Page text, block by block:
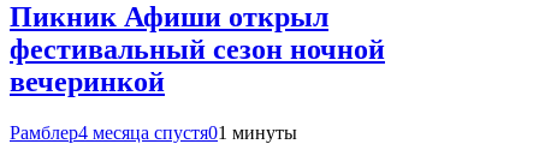
Пикник Афиши открыл
фестивальный сезон ночной
вечеринкой
Рамблер4 месяца спустя01 минуты